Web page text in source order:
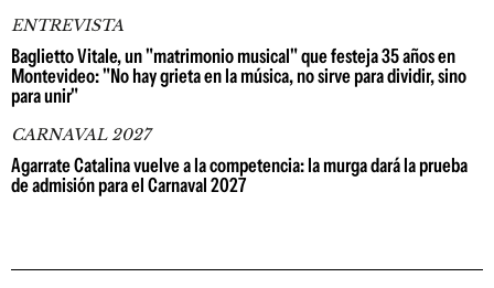
ENTREVISTA
Baglietto Vitale, un "matrimonio musical" que festeja 35 años en
Montevideo: "No hay grieta en la música, no sirve para dividir, sino
para unir"
CARNAVAL 2027
Agarrate Catalina vuelve a la competencia: la murga dará la prueba
de admisión para el Carnaval 2027